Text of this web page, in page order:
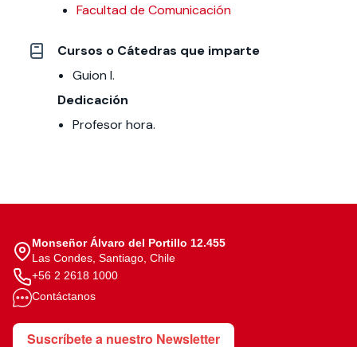
Facultad de Comunicación
Cursos o Cátedras que imparte
Guion I.
Dedicación
Profesor hora.
Monseñor Álvaro del Portillo 12.455
Las Condes, Santiago, Chile
+56 2 2618 1000
Contáctanos
Suscríbete a nuestro Newsletter